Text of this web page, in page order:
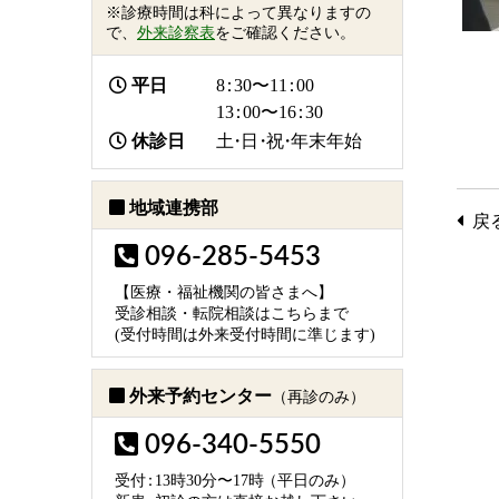
戻
※診療時間は科によって異なりますの
で、 外来診察表をご確認ください。
平日 8：30〜1 1：00
13：00〜16：30
休診日
土・日・祝・年末年始
地域連携部
096-285-5453
【医療・福祉機関の皆さまへ】
受診相談・転院相談はこちらまで
(受付時間は外来受付時間に準じます)
外来予約センター （再診のみ）
096-340-5550
受付： 13時30分〜17時（平日のみ）